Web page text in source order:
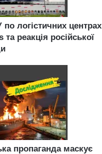
логістичних центрах
реакція російської
пропаганда маскує